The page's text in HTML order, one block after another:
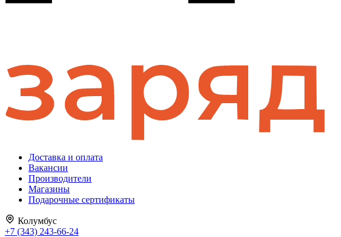
Доставка и оплата
Вакансии
Производители
Магазины
Подарочные сертификаты
Колумбус
+7 (343) 243-66-24